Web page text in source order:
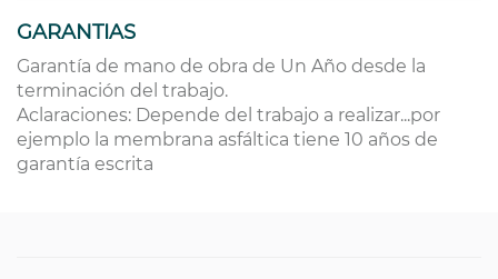
GARANTIAS
Garantía de mano de obra de Un Año desde la
terminación del trabajo.
Aclaraciones: Depende del trabajo a realizar...por
ejemplo la membrana asfáltica tiene 10 años de
garantía escrita